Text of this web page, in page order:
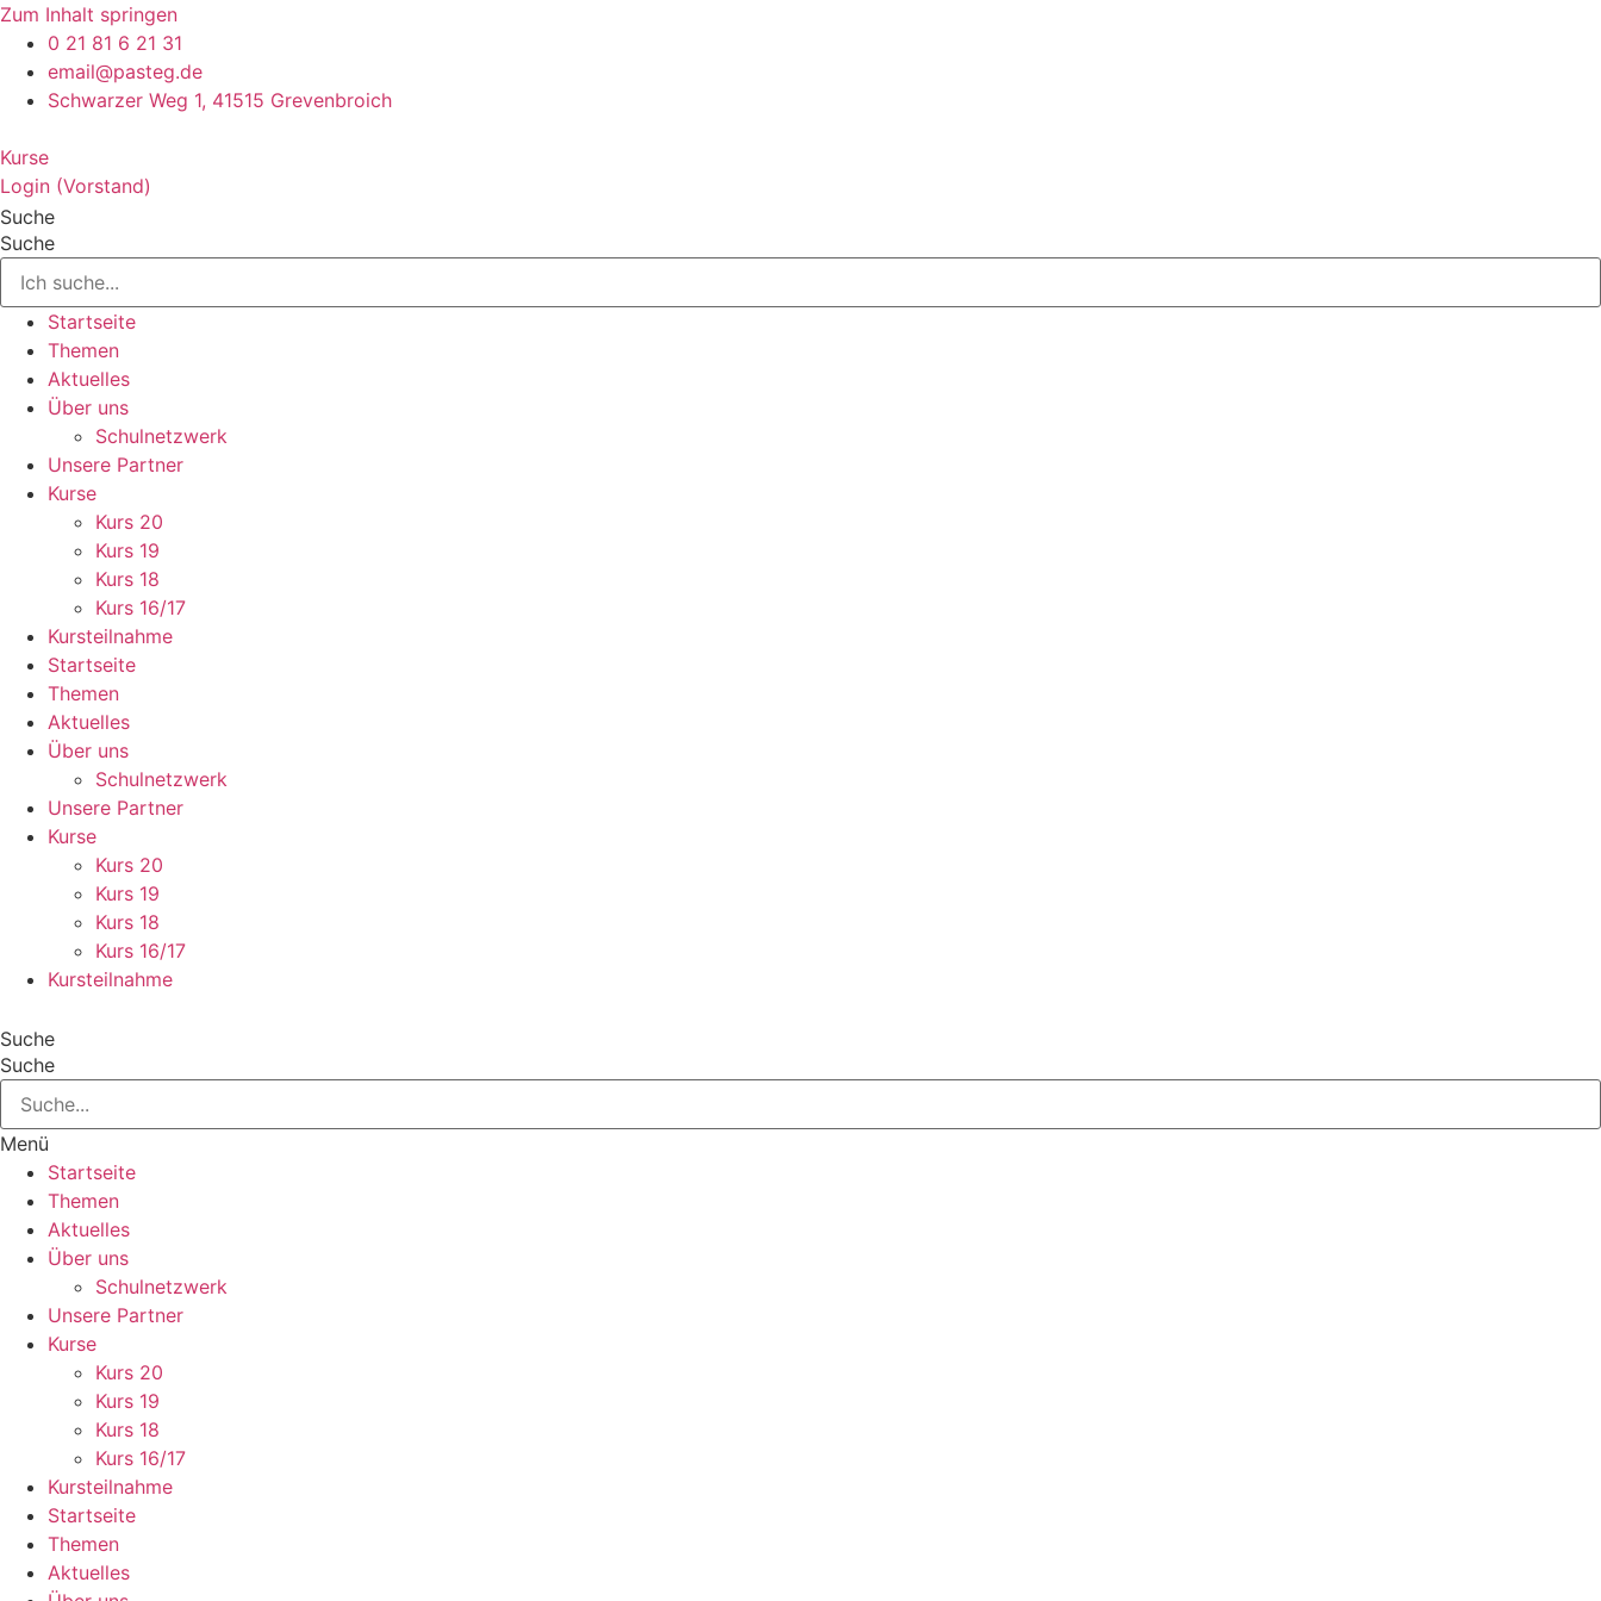
Zum Inhalt springen
0 21 81 6 21 31
email@pasteg.de
Schwarzer Weg 1, 41515 Grevenbroich
Kurse
Login (Vorstand)
Suche
Suche
Startseite
Themen
Aktuelles
Über uns
Schulnetzwerk
Unsere Partner
Kurse
Kurs 20
Kurs 19
Kurs 18
Kurs 16/17
Kursteilnahme
Startseite
Themen
Aktuelles
Über uns
Schulnetzwerk
Unsere Partner
Kurse
Kurs 20
Kurs 19
Kurs 18
Kurs 16/17
Kursteilnahme
Suche
Suche
Menü
Startseite
Themen
Aktuelles
Über uns
Schulnetzwerk
Unsere Partner
Kurse
Kurs 20
Kurs 19
Kurs 18
Kurs 16/17
Kursteilnahme
Startseite
Themen
Aktuelles